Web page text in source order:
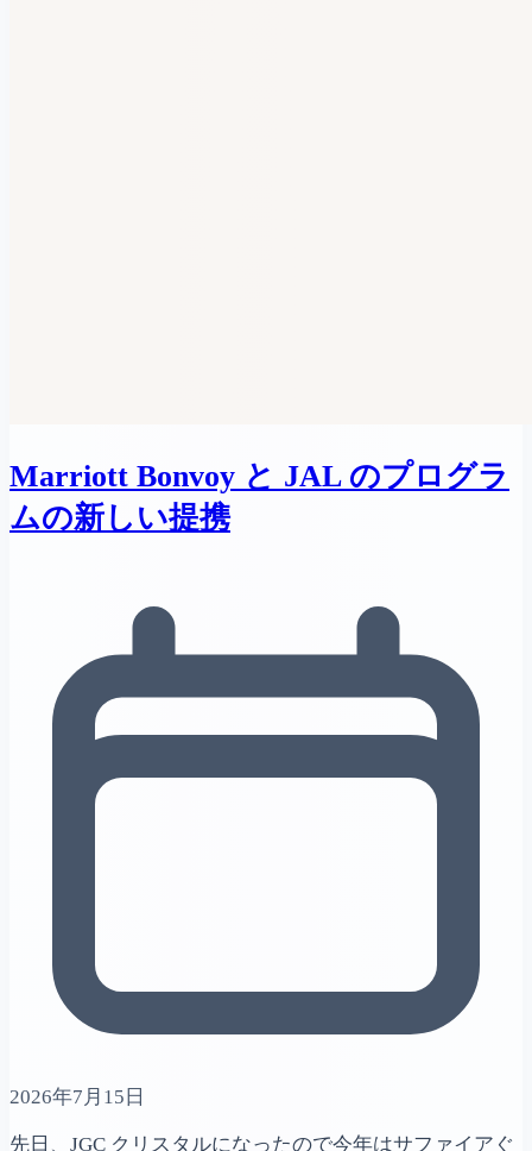
Marriott Bonvoy と JAL のプログラ
ムの新しい提携
2026年7月15日
先日、JGC クリスタルになったので今年はサファイアぐ